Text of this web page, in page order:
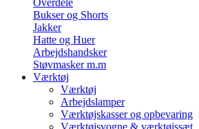
Overdele
Bukser og Shorts
Jakker
Hatte og Huer
Arbejdshandsker
Støvmasker m.m
Værktøj
Værktøj
Arbejdslamper
Værktøjskasser og opbevaring
Værktøjsvogne & værktøjssæt